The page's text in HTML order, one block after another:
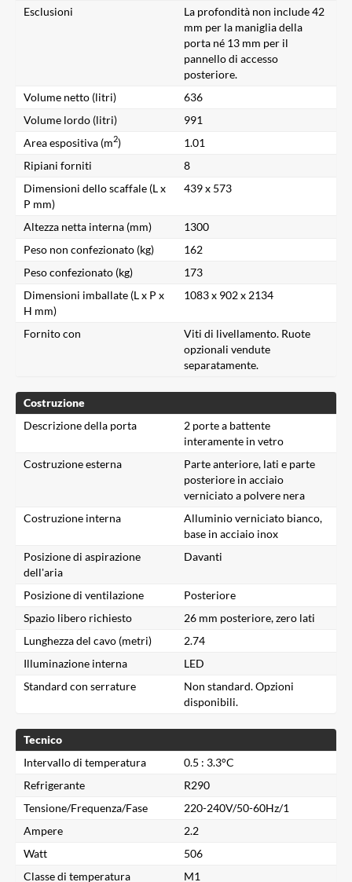
Esclusioni
La profondità non include 42
mm per la maniglia della
porta né 13 mm per il
pannello di accesso
posteriore.
Volume netto (litri)
636
Volume lordo (litri)
991
Area espositiva (m2)
1.01
Ripiani forniti
8
Dimensioni dello scaffale (L x
P mm)
439 x 573
Altezza netta interna (mm)
1300
Peso non confezionato (kg)
162
Peso confezionato (kg)
173
Dimensioni imballate (L x P x
H mm)
1083 x 902 x 2134
Fornito con
Viti di livellamento. Ruote
opzionali vendute
separatamente.
Costruzione
Descrizione della porta
2 porte a battente
interamente in vetro
Costruzione esterna
Parte anteriore, lati e parte
posteriore in acciaio
verniciato a polvere nera
Costruzione interna
Alluminio verniciato bianco,
base in acciaio inox
Posizione di aspirazione
dell'aria
Davanti
Posizione di ventilazione
Posteriore
Spazio libero richiesto
26 mm posteriore, zero lati
Lunghezza del cavo (metri)
2.74
Illuminazione interna
LED
Standard con serrature
Non standard. Opzioni
disponibili.
Tecnico
Intervallo di temperatura
0.5 : 3.3°C
Refrigerante
R290
Tensione/Frequenza/Fase
220-240V/50-60Hz/1
Ampere
2.2
Watt
506
Classe di temperatura
M1